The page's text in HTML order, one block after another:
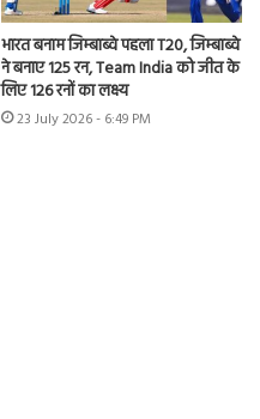
भारत बनाम जिम्बाब्वे पहला T20, जिम्बाब्वे
ने बनाए 125 रन, Team India को जीत के
लिए 126 रनों का लक्ष्य
23 July 2026 - 6:49 PM